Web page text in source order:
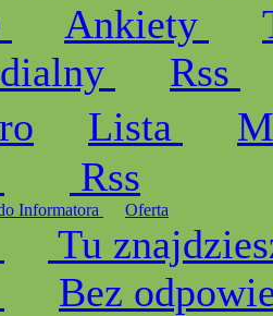
Ankiety
Rss
Lista
Rss
Informatora Oferta
Tu
Bez